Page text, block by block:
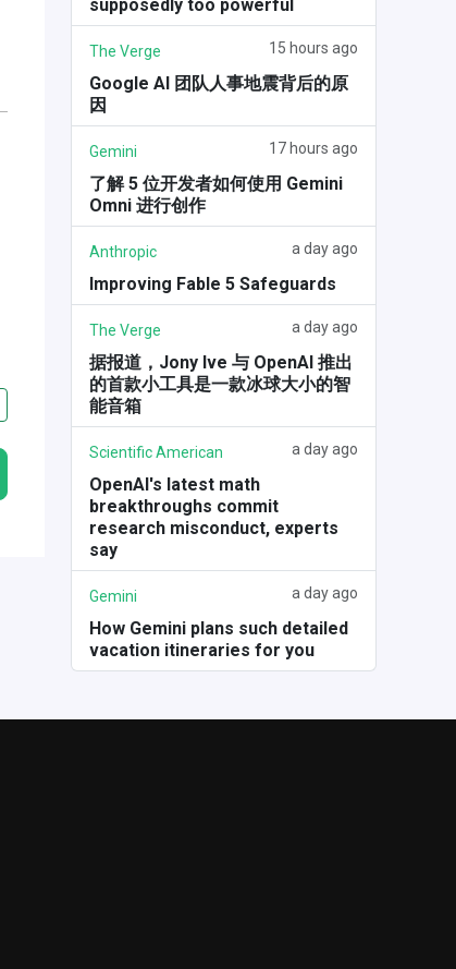
supposedly too powerful
The Verge 15 hours ago
Google AI 团队人事地震背后的原
因
Gemini 17 hours ago
了解 5 位开发者如何使用 Gemini
Omni 进行创作
Anthropic a day ago
Improving Fable 5 Safeguards
The Verge a day ago
据报道，Jony Ive 与 OpenAI 推出
的首款小工具是一款冰球大小的智
能音箱
Scientific American a day ago
OpenAI's latest math
breakthroughs commit
research misconduct, experts
say
Gemini a day ago
How Gemini plans such detailed
vacation itineraries for you